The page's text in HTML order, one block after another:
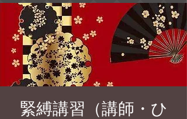
緊縛講習（講師・ひ